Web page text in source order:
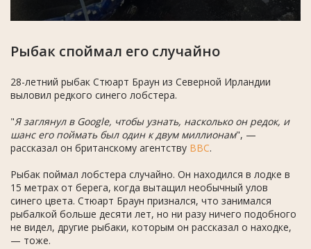
Рыбак споймал его случайно
28-летний рыбак Стюарт Браун из Северной Ирландии
выловил редкого синего лобстера.
"Я заглянул в Google, чтобы узнать, насколько он редок, и
шанс его поймать был один к двум миллионам", —
рассказал он британскому агентству BBC.
Рыбак поймал лобстера случайно. Он находился в лодке в
15 метрах от берега, когда вытащил необычный улов
синего цвета. Стюарт Браун признался, что занимался
рыбалкой больше десяти лет, но ни разу ничего подобного
не видел, другие рыбаки, которым он рассказал о находке,
— тоже.